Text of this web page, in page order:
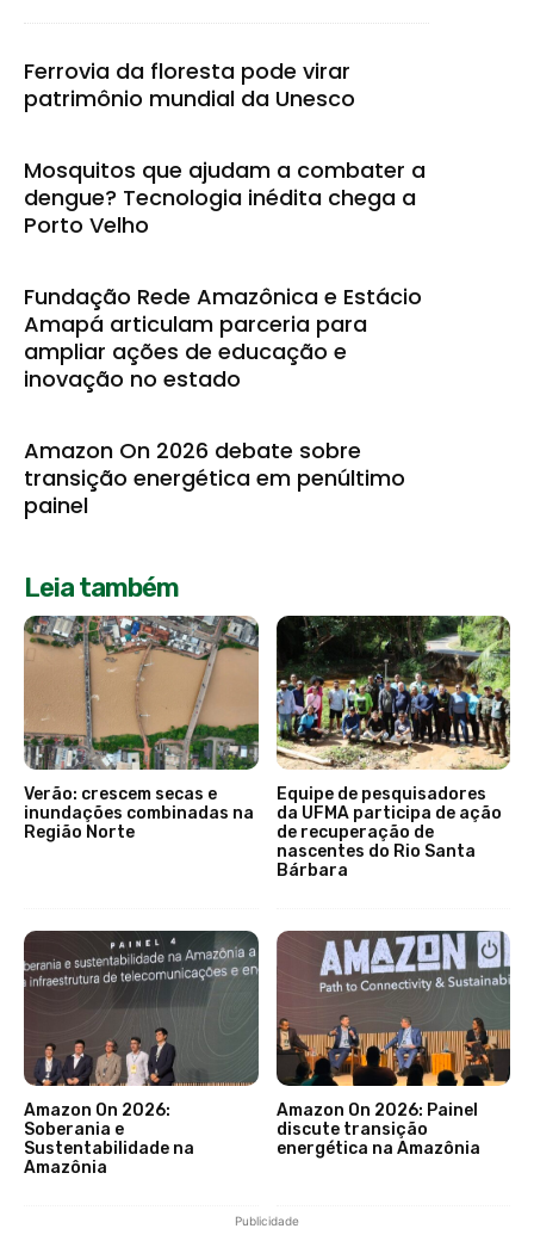
Ferrovia da floresta pode virar
patrimônio mundial da Unesco
Mosquitos que ajudam a combater a
dengue? Tecnologia inédita chega a
Porto Velho
Fundação Rede Amazônica e Estácio
Amapá articulam parceria para
ampliar ações de educação e
inovação no estado
Amazon On 2026 debate sobre
transição energética em penúltimo
painel
Leia também
Verão: crescem secas e
inundações combinadas na
Região Norte
Equipe de pesquisadores
da UFMA participa de ação
de recuperação de
nascentes do Rio Santa
Bárbara
Amazon On 2026:
Soberania e
Sustentabilidade na
Amazônia
Amazon On 2026: Painel
discute transição
energética na Amazônia
Publicidade